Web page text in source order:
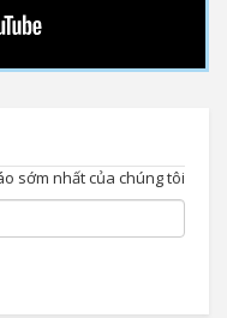
sớm nhất của chúng tôi